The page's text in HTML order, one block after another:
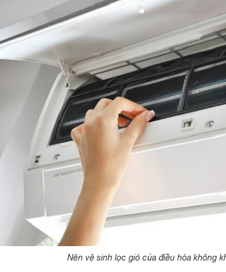
Nên vệ sinh lọc gió của điều hòa không